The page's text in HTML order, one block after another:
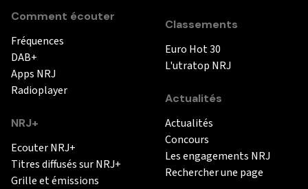
Comment écouter
Fréquences
DAB+
Apps NRJ
Radioplayer
NRJ+
Ecouter NRJ+
Titres diffusés sur NRJ+
Grille et émissions
Classements
Euro Hot 30
L'utratop NRJ
Actualités
Actualités
Concours
Les engagements NRJ
Rechercher une page